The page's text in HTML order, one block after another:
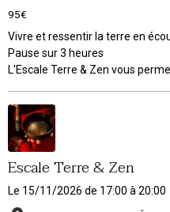
95€
Vivre et ressentir la terre en
Pause sur 3 heures
L'Escale Terre & Zen vous
Escale Terre & Zen
Le 15/11/2026 de 17:00 à 20:00